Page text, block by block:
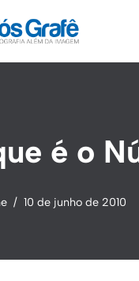
é o
10 de junho de 2010